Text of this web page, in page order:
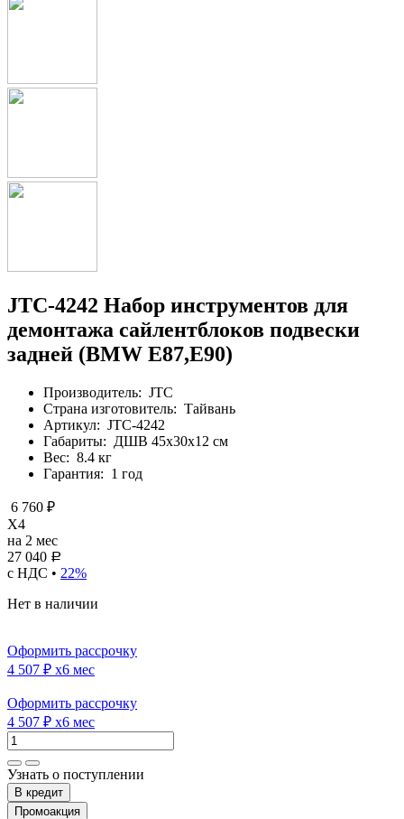
JTC-4242 Набор инструментов для
демонтажа сайлентблоков подвески
задней (BMW E87,E90)
Производитель: JTC
Страна изготовитель: Тайвань
Артикул: JTC-4242
Габариты: ДШВ 45х30х12 см
Вес: 8.4 кг
Гарантия: 1 год
6 760 ₽
X4
на 2 мес
27 040 Р
с НДС • 22%
Нет в наличии
Оформить рассрочку
4 507 ₽ x6 мес
Оформить рассрочку
4 507 ₽ x6 мес
Узнать о поступлении